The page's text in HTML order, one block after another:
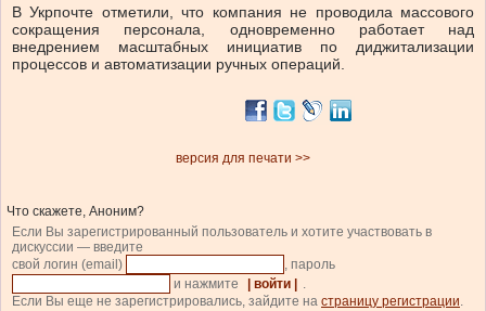
В Укрпочте отметили, что компания не проводила массового
сокращения персонала, одновременно работает над
внедрением масштабных инициатив по диджитализации
процессов и автоматизации ручных операций.
версия для печати >>
Что скажете, Аноним?
Если Вы зарегистрированный пользователь и хотите участвовать в
дискуссии — введите
свой логин (email)
, пароль
и нажмите
| войти |
.
Если Вы еще не зарегистрировались, зайдите на страницу регистрации.